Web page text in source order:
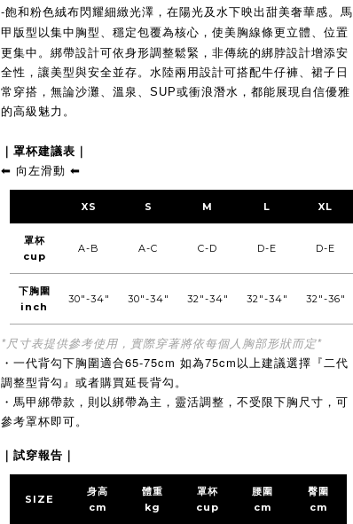
-飽和粉色絨布閃耀細緻光澤，在陽光及水下映出甜美奢華感。 馬
甲版型以集中胸型 、 穩定包覆為核心，使美胸線條更立體、位置
更集中。綁帶設計可依身形調整鬆緊，非傳統的綁脖設計增添安
全性 ， 讓美型與安全並存。 水陸兩用設計可搭配牛仔褲、裙子 日
常穿搭 ，無論沙灘、溫泉 、 SUP或衝浪潛水，都能展現自信優雅
的高級魅力。
｜ 罩杯建議表｜
⬅︎ 向左滑動 ⬅︎
XS S M L XL
罩杯
cup
A-B A-C C-D D-E D-E
下胸圍
inch
30"-34" 30"-34" 32"-34" 32"-34" 32"-36"
*尺寸表提供參考使用，實際穿著將依每個人胸部形狀而定*
・ 一代背勾下胸圍適合65-75cm 如為75cm以上建議選擇『二代
調整型背勾』或者購買延長背勾。
・ 馬甲綁帶款，則以綁帶為主，靈活調整，不受限下胸尺寸，可
參考罩杯即可。
｜試穿報告｜
SIZE
身高
cm
體重
kg
罩杯
cup
腰圍
cm
臀圍
cm